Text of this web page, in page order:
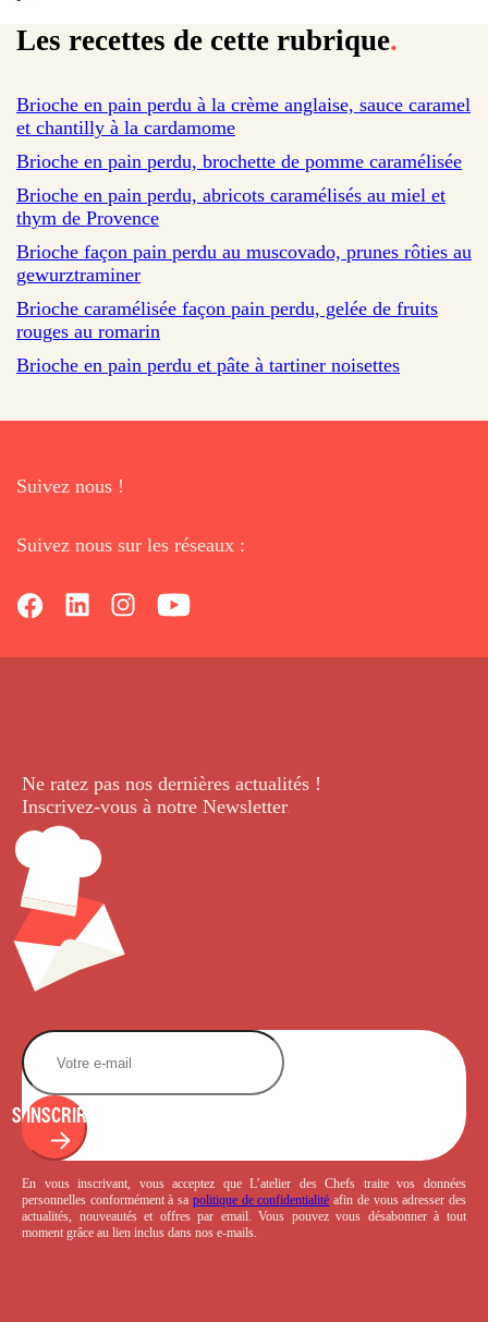
Les recettes de cette rubrique.
Brioche en pain perdu à la crème anglaise, sauce caramel
et chantilly à la cardamome
Brioche en pain perdu, brochette de pomme caramélisée
sur 1 avis
Brioche en pain perdu, abricots caramélisés au miel et
thym de Provence
Brioche façon pain perdu au muscovado, prunes rôties au
gewurztraminer
Brioche caramélisée façon pain perdu, gelée de fruits
rouges au romarin
Brioche en pain perdu et pâte à tartiner noisettes
Suivez nous !
Suivez nous sur les réseaux :
Ne ratez pas nos dernières actualités !
Inscrivez-vous à notre Newsletter.
S'INSCRIRE
En vous inscrivant, vous acceptez que L’atelier des Chefs traite vos données
personnelles conformément à sa politique de confidentialité afin de vous adresser des
actualités, nouveautés et offres par email. Vous pouvez vous désabonner à tout
moment grâce au lien inclus dans nos e-mails.